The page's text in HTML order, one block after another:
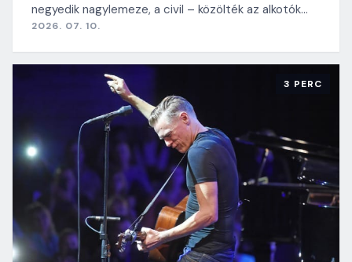
negyedik nagylemeze, a civil – közölték az alkotók…
2026. 07. 10.
3 PERC